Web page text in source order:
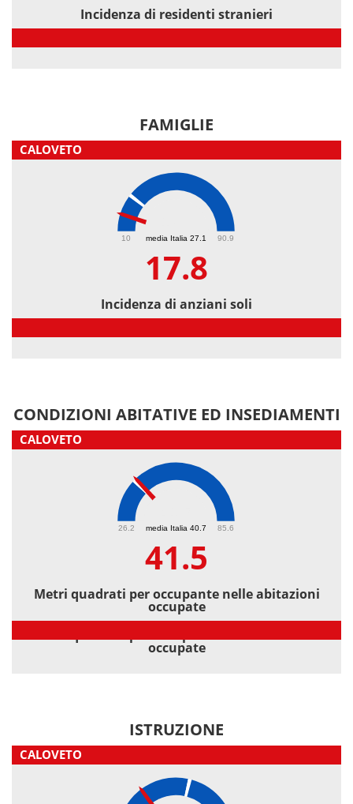
Incidenza di residenti stranieri
FAMIGLIE
CALOVETO
media Italia 27.1
10 90.9
17.8
Incidenza di anziani soli
CONDIZIONI ABITATIVE ED INSEDIAMENTI
CALOVETO
media Italia 40.7
26.2 85.6
41.5
Metri quadrati per occupante nelle abitazioni
occupate
occupate
ISTRUZIONE
CALOVETO